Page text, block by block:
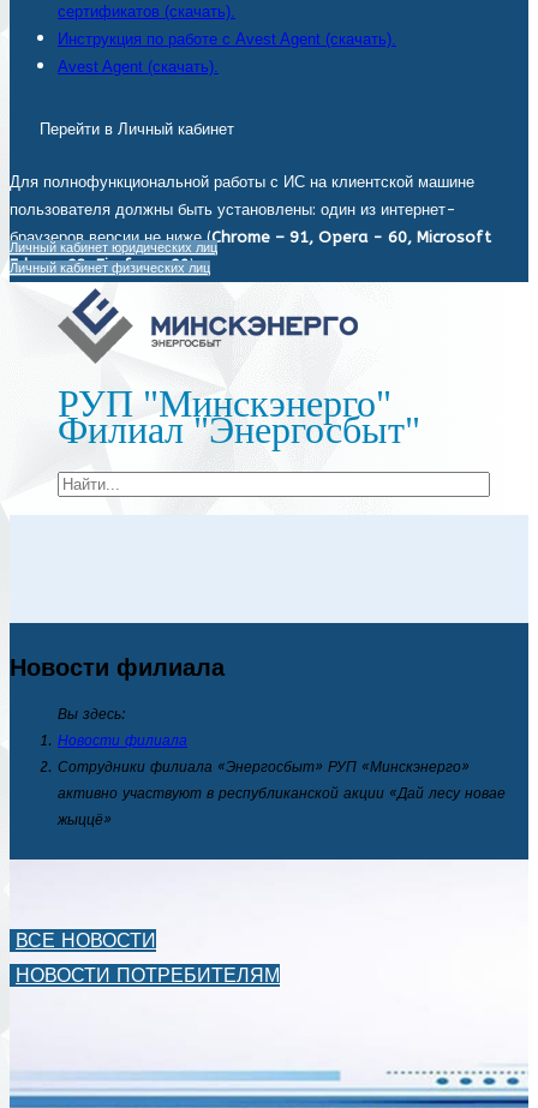
сертификатов (скачать).
Инструкция по работе с Avest Agent (скачать).
Avest Agent (скачать).
Перейти в Личный кабинет
Для полнофункциональной работы с ИС на клиентской машине
пользователя должны быть установлены: один из интернет-
браузеров версии не ниже (Chrome – 91, Opera - 60, Microsoft
Edge - 93, Firefox - 92).
Личный кабинет юридических лиц
Личный кабинет физических лиц
РУП "Минскэнерго"
Филиал "Энергосбыт"
Новости филиала
Вы здесь:
Новости филиала
Сотрудники филиала «Энергосбыт» РУП «Минскэнерго»
активно участвуют в республиканской акции «Дай лесу новае
жыццё»
ВСЕ НОВОСТИ
НОВОСТИ ПОТРЕБИТЕЛЯМ